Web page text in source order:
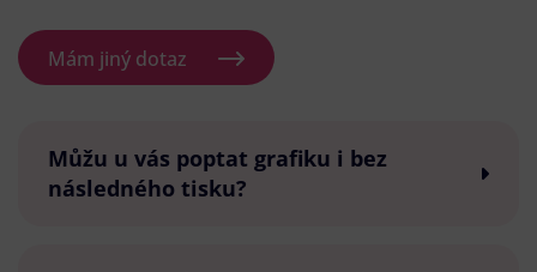
Mám jiný dotaz
Můžu u vás poptat grafiku i bez
následného tisku?